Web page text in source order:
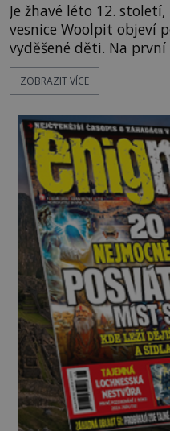
Je žhavé léto 12.
vesnice Woolpit objeví
vyděšené děti. Na
každé jiné, až na jednu
kůže má nazelenalý
kromě syrových bobů. Příběh se rychle stává
jednou z největších
po téměř devíti stech
ZOBRAZIT VÍCE